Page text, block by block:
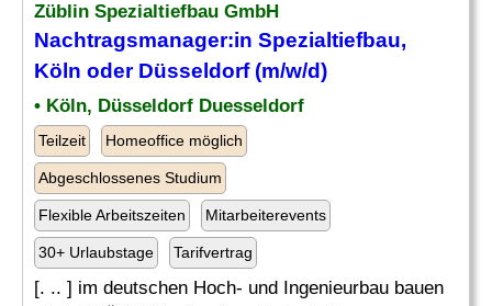
Züblin Spezialtiefbau GmbH
Nachtragsmanager:in Spezialtiefbau,
Köln oder Düsseldorf (m/w/d)
• Köln, Düsseldorf Duesseldorf
Teilzeit Homeoffice möglich
Abgeschlossenes Studium
Flexible Arbeitszeiten Mitarbeiterevents
30+ Urlaubstage Tarifvertrag
[. .. ] im deutschen Hoch- und Ingenieurbau bauen